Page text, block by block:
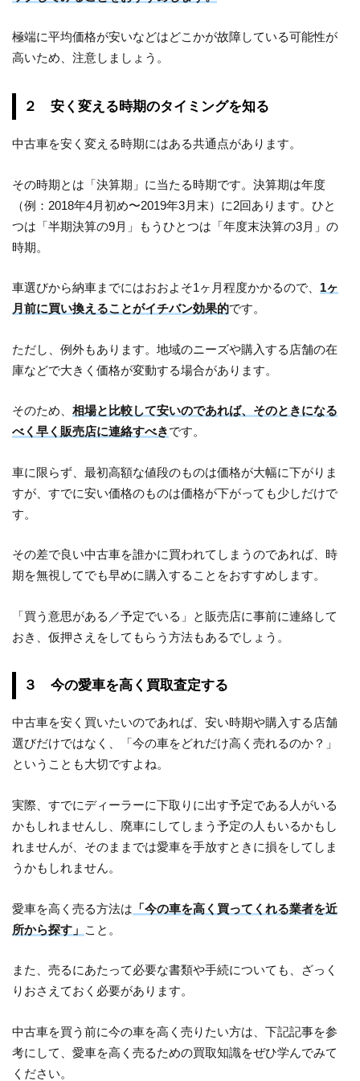
極端に平均価格が安いなどはどこかが故障している可能性が
高いため、注意しましょう。
２ 安く変える時期のタイミングを知る
中古車を安く変える時期にはある共通点があります。
その時期とは「決算期」に当たる時期です。決算期は年度
（例：2018年4月初め〜2019年3月末）に2回あります。ひと
つは「半期決算の9月」もうひとつは「年度末決算の3月」の
時期。
車選びから納車までにはおおよそ1ヶ月程度かかるので、 1ヶ
月前に買い換えることがイチバン効果的です。
ただし、例外もあります。地域のニーズや購入する店舗の在
庫などで大きく価格が変動する場合があります。
そのため、相場と比較して安いのであれば、そのときになる
べく早く販売店に連絡すべきです。
車に限らず、最初高額な値段のものは価格が大幅に下がりま
すが、すでに安い価格のものは価格が下がっても少しだけで
す。
その差で良い中古車を誰かに買われてしまうのであれば、時
期を無視してでも早めに購入することをおすすめします。
「買う意思がある／予定でいる」と販売店に事前に連絡して
おき、仮押さえをしてもらう方法もあるでしょう。
３ 今の愛車を高く買取査定する
中古車を安く買いたいのであれば、安い時期や購入する店舗
選びだけではなく、「今の車をどれだけ高く売れるのか？」
ということも大切ですよね。
実際、すでにディーラーに下取りに出す予定である人がいる
かもしれませんし、廃車にしてしまう予定の人もいるかもし
れませんが、そのままでは愛車を手放すときに損をしてしま
うかもしれません。
愛車を高く売る方法は 「今の車を高く買ってくれる業者を近
所から探す」 こと。
また、売るにあたって必要な書類や手続についても、ざっく
りおさえておく必要があります。
中古車を買う前に今の車を高く売りたい方は、下記記事を参
考にして、愛車を高く売るための買取知識をぜひ学んでみて
ください。